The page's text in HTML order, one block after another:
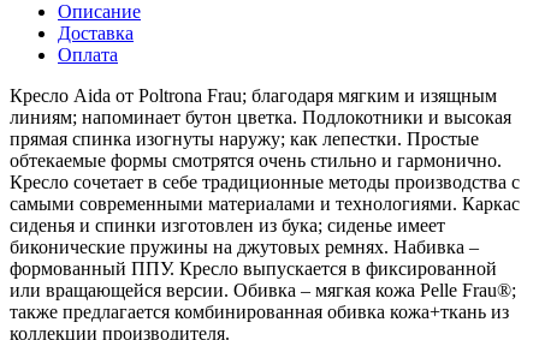
Описание
Доставка
Оплата
Кресло Aida от Poltrona Frau; благодаря мягким и изящным
линиям; напоминает бутон цветка. Подлокотники и высокая
прямая спинка изогнуты наружу; как лепестки. Простые
обтекаемые формы смотрятся очень стильно и гармонично.
Кресло сочетает в себе традиционные методы производства с
самыми современными материалами и технологиями. Каркас
сиденья и спинки изготовлен из бука; сиденье имеет
биконические пружины на джутовых ремнях. Набивка –
формованный ППУ. Кресло выпускается в фиксированной
или вращающейся версии. Обивка – мягкая кожа Pelle Frau®;
также предлагается комбинированная обивка кожа+ткань из
коллекции производителя.